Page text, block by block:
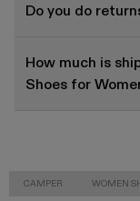
Do you do
How much is
Shoes for
CAMPER WOMEN